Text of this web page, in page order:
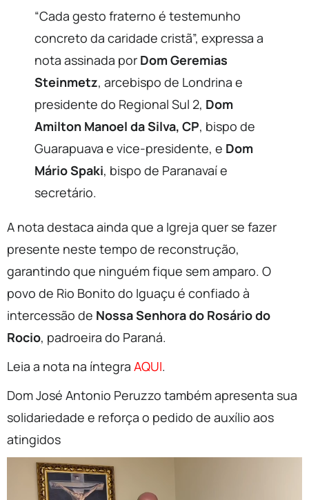
“Cada gesto fraterno é testemunho
concreto da caridade cristã”, expressa a
nota assinada por Dom Geremias
Steinmetz, arcebispo de Londrina e
presidente do Regional Sul 2, Dom
Amilton Manoel da Silva, CP, bispo de
Guarapuava e vice-presidente, e Dom
Mário Spaki, bispo de Paranavaí e
secretário.
A nota destaca ainda que a Igreja quer se fazer
presente neste tempo de reconstrução,
garantindo que ninguém fique sem amparo. O
povo de Rio Bonito do Iguaçu é confiado à
intercessão de Nossa Senhora do Rosário do
Rocio, padroeira do Paraná.
Leia a nota na íntegra AQUI.
Dom José Antonio Peruzzo também apresenta sua
solidariedade e reforça o pedido de auxílio aos
atingidos
Tocador